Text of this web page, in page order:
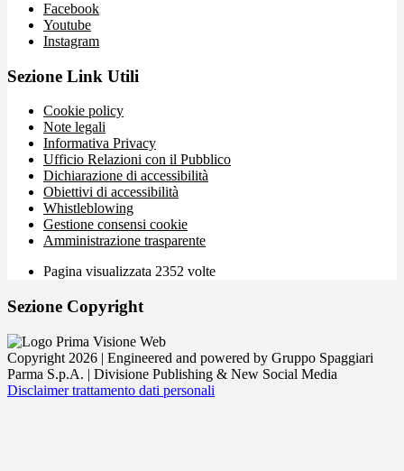
Facebook
Youtube
Instagram
Sezione Link Utili
Cookie policy
Note legali
Informativa Privacy
Ufficio Relazioni con il Pubblico
Dichiarazione di accessibilità
Obiettivi di accessibilità
Whistleblowing
Gestione consensi cookie
Amministrazione trasparente
Pagina visualizzata 2352 volte
Sezione Copyright
Copyright 2026 | Engineered and powered by Gruppo Spaggiari
Parma S.p.A. | Divisione Publishing & New Social Media
Disclaimer trattamento dati personali